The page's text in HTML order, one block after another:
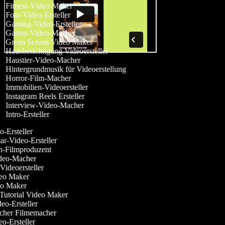
Fitness-Video-Maker
Foto-Video-Ersteller
Gaming-Video-Ersteller
Garten-Video-Macher
Green Screen Video Maker
Hausbesichtigung Videoersteller
Haustier-Video-Macher
Hintergrundmusik für Videoerstellung
Horror-Film-Macher
Immobilien-Videoersteller
Instagram Reels Ersteller
Interview-Video-Macher
Intro-Ersteller
Ersteller
Video-Ersteller
Filmproduzent
Macher
Maker
Maker
Video Maker
Ersteller
Filmemacher
Ersteller